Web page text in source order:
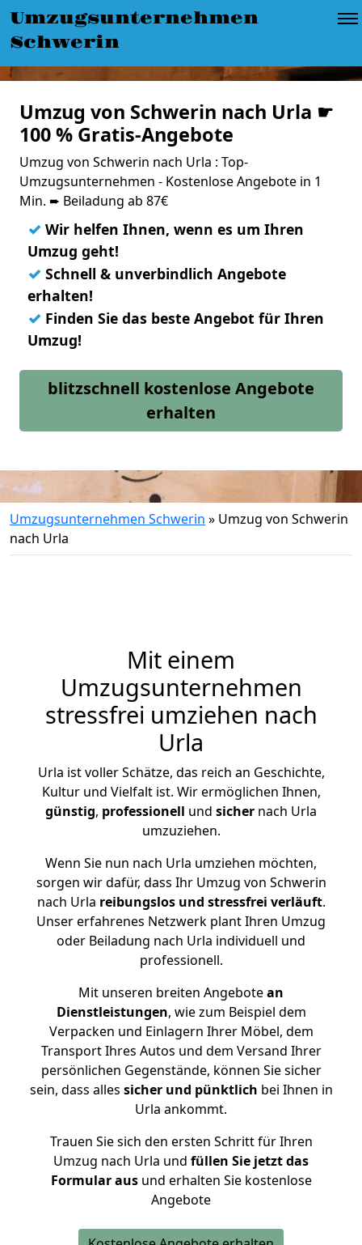
Umzugsunternehmen
Schwerin
Umzug von Schwerin nach Urla ☛
100 % Gratis-Angebote
Umzug von Schwerin nach Urla : Top-
Umzugsunternehmen - Kostenlose Angebote in 1
Min. ➨ Beiladung ab 87€
✓ Wir helfen Ihnen, wenn es um Ihren
Umzug geht!
✓ Schnell & unverbindlich Angebote
erhalten!
✓ Finden Sie das beste Angebot für Ihren
Umzug!
blitzschnell kostenlose Angebote
erhalten
Umzugsunternehmen Schwerin » Umzug von Schwerin
nach Urla
Mit einem
Umzugsunternehmen
stressfrei umziehen nach
Urla
Urla ist voller Schätze, das reich an Geschichte,
Kultur und Vielfalt ist. Wir ermöglichen Ihnen,
günstig, professionell und sicher nach Urla
umzuziehen.
Wenn Sie nun nach Urla umziehen möchten,
sorgen wir dafür, dass Ihr Umzug von Schwerin
nach Urla reibungslos und stressfrei verläuft.
Unser erfahrenes Netzwerk plant Ihren Umzug
oder Beiladung nach Urla individuell und
professionell.
Mit unseren breiten Angebotean
Dienstleistungen, wie zum Beispiel dem
Verpacken und Einlagern Ihrer Möbel, dem
Transport Ihres Autos und dem Versand Ihrer
persönlichen Gegenstände, können Sie sicher
sein, dass alles sicher und pünktlich bei Ihnen in
Urla ankommt.
Trauen Sie sich den ersten Schritt für Ihren
Umzug nach Urla und füllen Sie jetzt das
Formular ausund erhalten Sie kostenlose
Angebote